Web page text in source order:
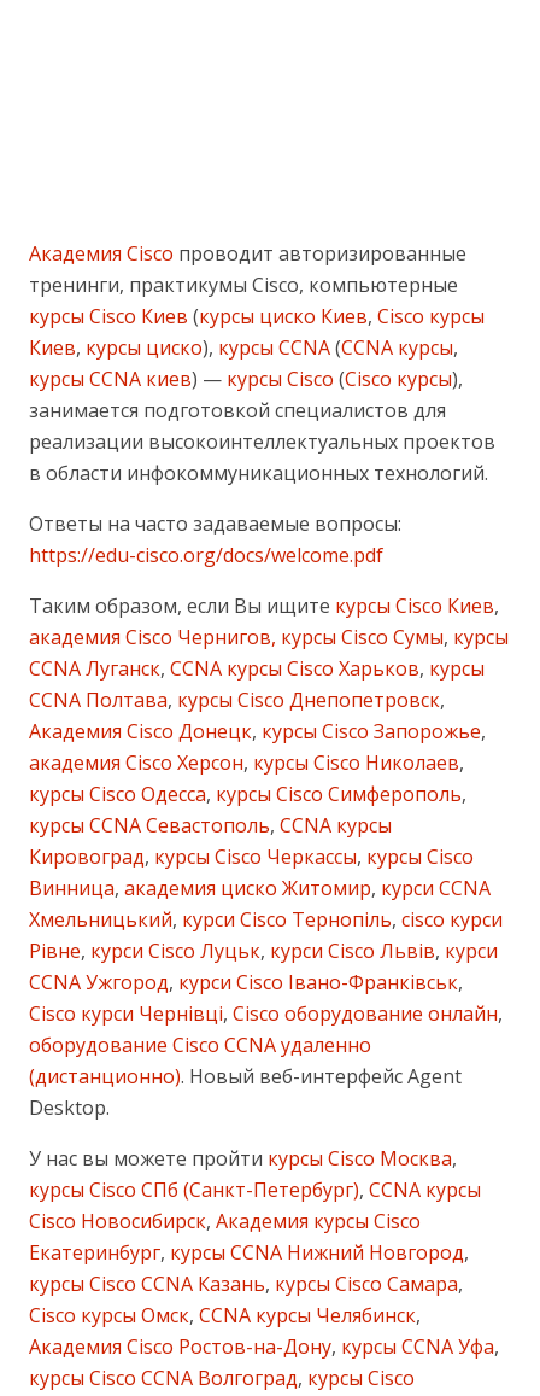
Академия Cisco проводит авторизированные
тренинги, практикумы Cisco, компьютерные
курсы Cisco Киев (курсы циско Киев, Cisco курсы
Киев, курсы циско), курсы CCNA(CCNA курсы,
курсы CCNA киев) — курсы Cisco (Cisco курсы),
занимается подготовкой специалистов для
реализации высокоинтеллектуальных проектов
в области инфокоммуникационных технологий.
Ответы на часто задаваемые вопросы:
https://edu-cisco.org/docs/welcome.pdf
Таким образом, если Вы ищите курсы Cisco Киев,
академия Cisco Чернигов, курсы Cisco Сумы, курсы
CCNA Луганск, CCNA курсы Cisco Харьков, курсы
CCNA Полтава, курсы Cisco Днепопетровск,
Академия Cisco Донецк, курсы Cisco Запорожье,
академия Cisco Херсон, курсы Cisco Николаев,
курсы Cisco Одесса, курсы Cisco Симферополь,
курсы CCNA Севастополь, CCNA курсы
Кировоград, курсы Cisco Черкассы, курсы Cisco
Винница, академия циско Житомир, курси CCNA
Хмельницький, курси Cisco Тернопіль, cisco курси
Рівне, курси Cisco Луцьк, курси Cisco Львів, курси
CCNA Ужгород, курси Cisco Івано-Франківськ,
Cisco курси Чернівці, Cisco оборудование онлайн,
оборудование Cisco CCNA удаленно
(дистанционно). Новый веб-интерфейс Agent
Desktop.
У нас вы можете пройти курсы Cisco Москва,
курсы Cisco СПб (Санкт-Петербург), CCNA курсы
Cisco Новосибирск, Академия курсы Cisco
Екатеринбург, курсы CCNA Нижний Новгород,
курсы Cisco CCNA Казань, курсы Cisco Самара,
Cisco курсы Омск, CCNA курсы Челябинск,
Академия Cisco Ростов-на-Дону, курсы CCNA Уфа,
курсы Cisco CCNA Волгоград, курсы Cisco